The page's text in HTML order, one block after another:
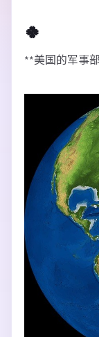
🍀
**美国的军事